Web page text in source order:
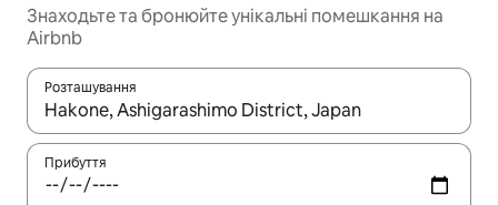
Знаходьте та бронюйте унікальні помешкання на
Airbnb
Розташування
Отримавши результати пошуку, використовуйте для
Прибуття